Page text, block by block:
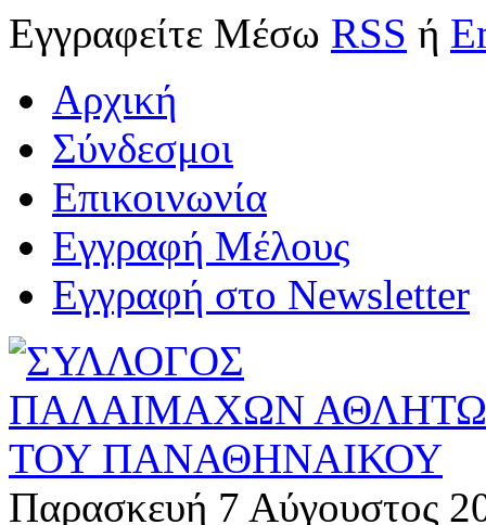
Εγγραφείτε Μέσω RSS ή
Αρχική
Σύνδεσμοι
Επικοινωνία
Εγγραφή Μέλους
Εγγραφή στο Newsletter
Παρασκευή 7 Αύγουστος